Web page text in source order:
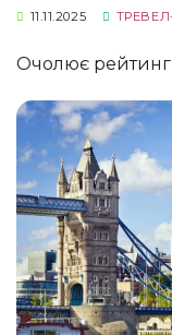
11.11.2025
Очолює